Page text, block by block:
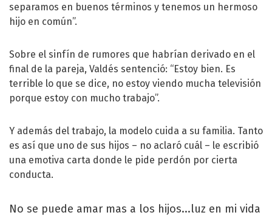
separamos en buenos términos y tenemos un hermoso
hijo en común”.
Sobre el sinfín de rumores que habrían derivado en el
final de la pareja, Valdés sentenció: “Estoy bien. Es
terrible lo que se dice, no estoy viendo mucha televisión
porque estoy con mucho trabajo”.
Y además del trabajo, la modelo cuida a su familia. Tanto
es así que uno de sus hijos – no aclaró cuál – le escribió
una emotiva carta donde le pide perdón por cierta
conducta.
No se puede amar mas a los hijos...luz en mi vida